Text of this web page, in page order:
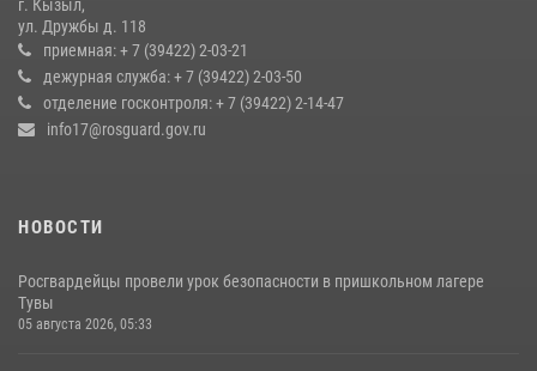
Росгвардия обеспечила общественную безопасность во время
праздника Наадым-2026 в Туве
27 июля 2026, 07:56 3
г. Кызыл,
ул. Дружбы д. 118
приемная: + 7 (39422) 2-03-21
дежурная служба: + 7 (39422) 2-03-50
отделение госконтроля: + 7 (39422) 2-14-47
info17@rosguard.gov.ru
НОВОСТИ
Росгвардейцы провели урок безопасности в пришкольном лагере
Тувы
05 августа 2026, 05:33